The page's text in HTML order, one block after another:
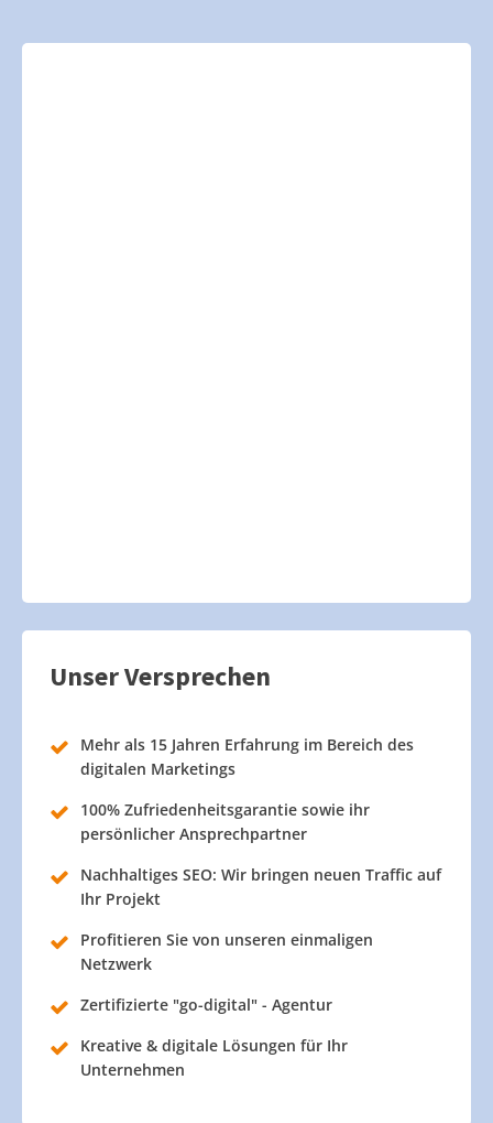
Unser Versprechen
Mehr als 15 Jahren Erfahrung im Bereich des
digitalen Marketings
100% Zufriedenheitsgarantie sowie ihr
persönlicher Ansprechpartner
Nachhaltiges SEO: Wir bringen neuen Traffic auf
Ihr Projekt
Profitieren Sie von unseren einmaligen
Netzwerk
Zertifizierte "go-digital" - Agentur
Kreative & digitale Lösungen für Ihr
Unternehmen